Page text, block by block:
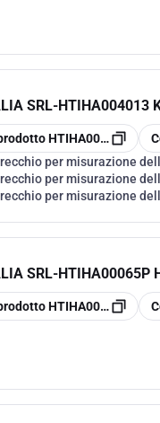
SRL-HTIHA004013
HTIHA004013
per misurazione
per misurazione
per misurazione
SRL-HTIHA00065P
HTIHA00065P